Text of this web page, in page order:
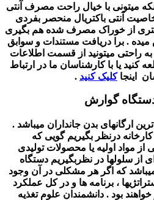
میتونی با خیال راحت مصرف آنتی
آنتی باکتریال منحصر بفردی
بهتری از خوراک مصرف شده هم بگیری
میده . برا دریافت مستندات و سوابق
راحتی میتونید از قسمت اطلاعات
یا با کارشناسان ما در ارتباط
اینجاکلیک کنید .
گوارش
ارگانهای بدن جانداران میباشد .
کارخانه درنظر بگیریم گویی که
مواد اولیه یا محصولات تولیدی
از سلولها در نظربگیریم دستگاه
که اگر هر مشکلی در آن وجود
، برنامه ها و در کل عملکرد
بود . دانشمندان علوم تغذیه